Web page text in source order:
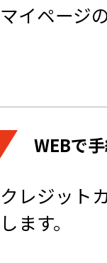
マイページ
WEBで
クレジット
します。